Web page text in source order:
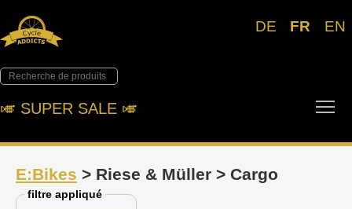
DE FR EN
🎺︎ SUPER SALE 🎺︎
E:Bikes > Riese & Müller > Cargo
filtre appliqué